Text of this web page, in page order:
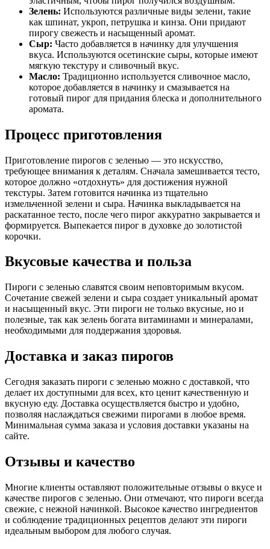
Зелень: Используются различные виды зелени, такие
как шпинат, укроп, петрушка и кинза. Они придают
пирогу свежесть и насыщенный аромат.
Сыр: Часто добавляется в начинку для улучшения
вкуса. Используются осетинские сыры, которые имеют
мягкую текстуру и сливочный вкус.
Масло: Традиционно используется сливочное масло,
которое добавляется в начинку и смазывается на
готовый пирог для придания блеска и дополнительного
аромата.
Процесс приготовления
Приготовление пирогов с зеленью — это искусство,
требующее внимания к деталям. Сначала замешивается тесто,
которое должно «отдохнуть» для достижения нужной
текстуры. Затем готовится начинка из тщательно
измельченной зелени и сыра. Начинка выкладывается на
раскатанное тесто, после чего пирог аккуратно закрывается и
формируется. Выпекается пирог в духовке до золотистой
корочки.
Вкусовые качества и польза
Пироги с зеленью славятся своим неповторимым вкусом.
Сочетание свежей зелени и сыра создает уникальный аромат
и насыщенный вкус. Эти пироги не только вкусные, но и
полезные, так как зелень богата витаминами и минералами,
необходимыми для поддержания здоровья.
Доставка и заказ пирогов
Сегодня заказать пироги с зеленью можно с доставкой, что
делает их доступными для всех, кто ценит качественную и
вкусную еду. Доставка осуществляется быстро и удобно,
позволяя наслаждаться свежими пирогами в любое время.
Минимальная сумма заказа и условия доставки указаны на
сайте.
Отзывы и качество
Многие клиенты оставляют положительные отзывы о вкусе и
качестве пирогов с зеленью. Они отмечают, что пироги всегда
свежие, с нежной начинкой. Высокое качество ингредиентов
и соблюдение традиционных рецептов делают эти пироги
идеальным выбором для любого случая.